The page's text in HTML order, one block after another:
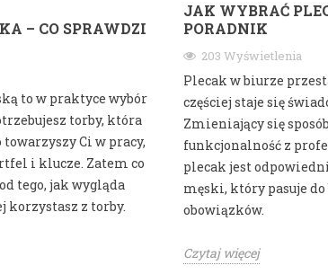
– CO SPRAWDZI
to w praktyce wybór
torby, która
Ci w pracy,
i klucze. Zatem co
tego, jak wygląda
korzystasz z torby.
JAK WYBRAĆ
PORADNIK
203 Wyświetlenia
Plecak w biurze
częściej staje się
Zmieniający się
funkcjonalność z
plecak jest
męski, który pasuje do
obowiązków.
Czytaj więcej